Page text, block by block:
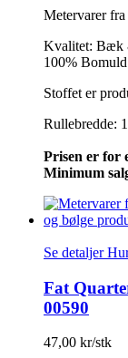
Metervarer
Kvalitet: Bæk
100% Bomuld
Stoffet er
Rullebredde:
Prisen er for
Minimum
Se detaljer
Fat
00590
47,00 kr/stk